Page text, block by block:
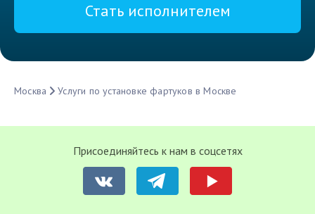
Стать исполнителем
Москва Услуги по установке фартуков в Москве
Присоединяйтесь к нам в соцсетях